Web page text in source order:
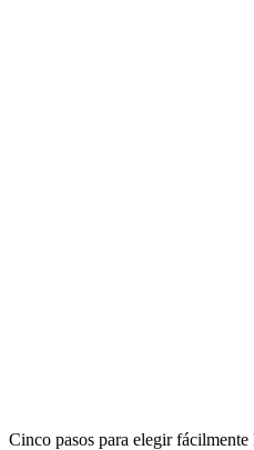
Cinco pasos para elegir fácilmente